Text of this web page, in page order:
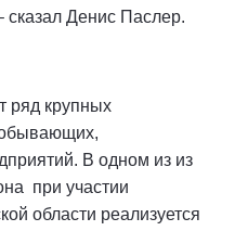
сказал Денис Паслер.
ряд крупных
В одном из из
при участии
области реализуется